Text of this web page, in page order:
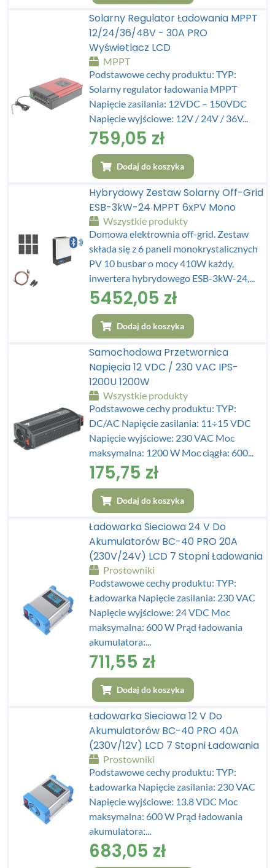
Solarny Regulator Ładowania MPPT
12/24/36/48V - 30A PRO
Wyświetlacz LCD
MPPT
Podstawowe cechy produktu: TYP:
Solarny regulator ładowania MPPT
Napięcie zasilania: 12VDC – 150VDC
Napięcie wyjściowe: 12V / 24V / 36V...
759,05 zł
Dodaj do koszyka
Hybrydowy Zestaw Solarny Off-Grid
ESB-3kW-24 MPPT 6xPV Mono
Wszystkie produkty
Domowa elektrownia off-grid. Zestaw
składa się z 6 paneli monokrystalicznych
PV 10 busbar o mocy 410W każdy,
inwertera hybrydowego ESB-3kW-24,...
5452,05 zł
Dodaj do koszyka
Samochodowa Przetwornica
Napięcia 12 VDC / 230 VAC IPS-
1200U 1200W
Wszystkie produkty
Podstawowe cechy produktu: TYP:
DC/AC Napięcie zasilania: 11÷15 VDC
Napięcie wyjściowe: 230 VAC Moc
maksymalna: 1200 W Moc ciągła: 600...
175,75 zł
Dodaj do koszyka
Ładowarka Sieciowa 24 V Do
Akumulatorów BC-40 PRO 20A
(230V/24V) LCD 7 Stopni Ładowania
Prostowniki
Podstawowe cechy produktu: TYP:
Ładowarka Napięcie zasilania: 230 VAC
Napięcie wyjściowe: 24 VDC Moc
maksymalna: 600 W Prąd ładowania
akumulatora:...
711,55 zł
Dodaj do koszyka
Ładowarka Sieciowa 12 V Do
Akumulatorów BC-40 PRO 40A
(230V/12V) LCD 7 Stopni Ładowania
Prostowniki
Podstawowe cechy produktu: TYP:
Ładowarka Napięcie zasilania: 230 VAC
Napięcie wyjściowe: 13.8 VDC Moc
maksymalna: 600 W Prąd ładowania
akumulatora:...
683,05 zł